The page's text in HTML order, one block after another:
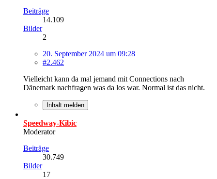
Beiträge
14.109
Bilder
2
20. September 2024 um 09:28
#2.462
Vielleicht kann da mal jemand mit Connections nach
Dänemark nachfragen was da los war. Normal ist das nicht.
Inhalt melden
Speedway-Kibic
Moderator
Beiträge
30.749
Bilder
17